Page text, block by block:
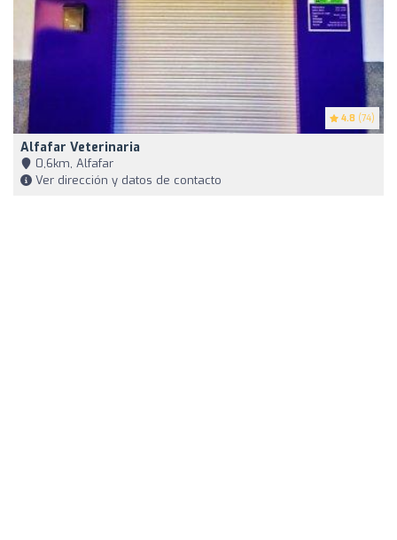
4.8 (74)
Alfafar Veterinaria
0,6km, Alfafar
Ver dirección y datos de contacto